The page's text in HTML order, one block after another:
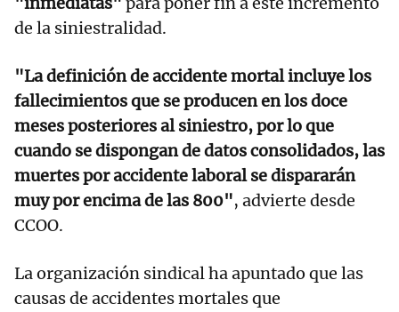
de la siniestralidad.
"La definición de accidente mortal incluye los
fallecimientos que se producen en los doce
meses posteriores al siniestro, por lo que
cuando se dispongan de datos consolidados, las
muertes por accidente laboral se dispararán
muy por encima de las 800", advierte desde
CCOO.
La organización sindical ha apuntado que las
causas de accidentes mortales que